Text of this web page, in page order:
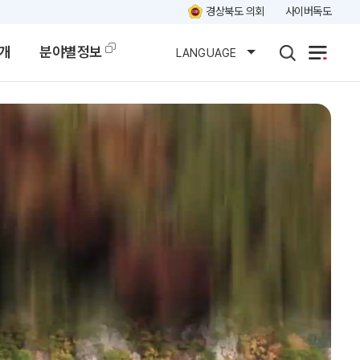
경상북도 의회 사이버독도
분야별정보 LANGUAGE